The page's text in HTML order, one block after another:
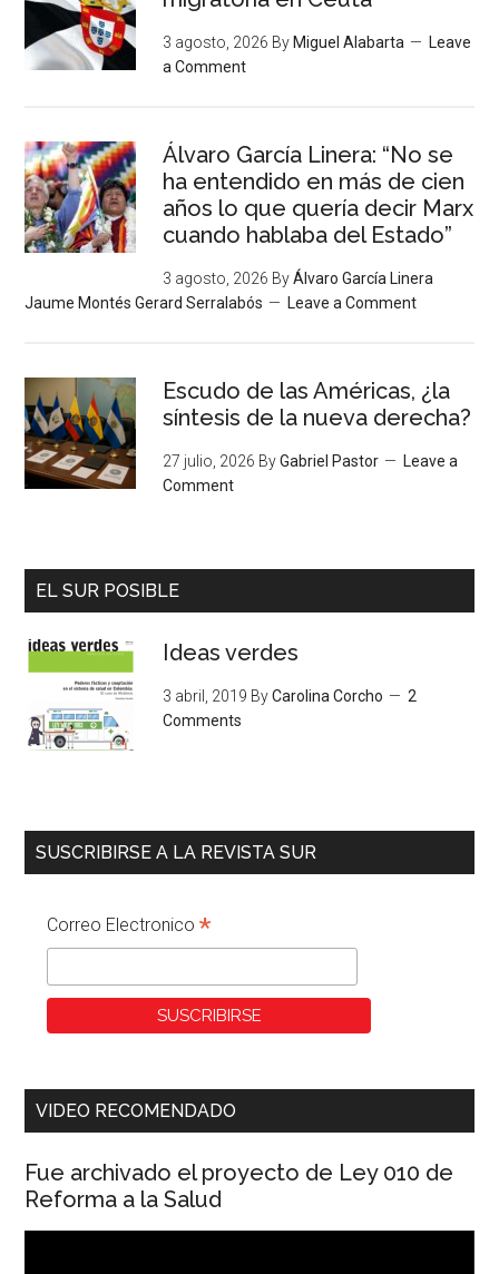
3 agosto, 2026 By Miguel Alabarta
Leave
a Comment
Álvaro García Linera: “No se
ha entendido en más de cien
años lo que quería decir Marx
cuando hablaba del Estado”
3 agosto, 2026 ByÁlvaro García Linera
Jaume Montés Gerard Serralabós
Leave a Comment
Escudo de las Américas, ¿la
síntesis de la nueva derecha?
27 julio, 2026 ByGabriel Pastor
Leave a
Comment
EL SUR POSIBLE
Ideas verdes
3 abril, 2019 ByCarolina Corcho
2
Comments
SUSCRIBIRSE A LA REVISTA SUR
Correo Electronico*
VIDEO RECOMENDADO
Fue archivado el proyecto de Ley 010 de
Reforma a la Salud